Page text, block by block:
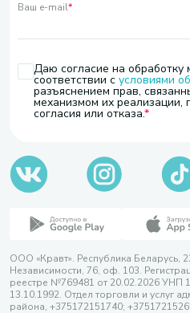
Ваш e-mail*
Даю согласие на обработку
соответствии с условиями
разъяснением прав,
механизмом их реализации,
согласия или отказа.
ООО «Кравт». Республика Беларусь,
Независимости, 76, оф. 103.
реестре №769481 от 20.02.2026 УНП
13.10.1992. Отдел торговли и услуг
района, +375172151740;